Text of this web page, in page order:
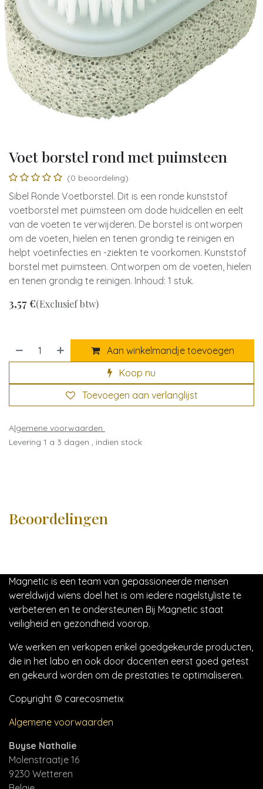
Voet borstel rond met puimsteen
(0 beoordeling)
Sibel Ronde Voetborstel. Dit is een ronde kunststof
voetborstel met puimsteen om dode huidcellen en eelt
van de voeten te verwijderen. De borstel is ontworpen
om de voeten, hielen en tenen grondig te reinigen en
helpt voetinfecties en -ziekten te voorkomen. Kunststof
borstel met puimsteen. Ontworpen om de voeten, hielen
en tenen grondig te reinigen. Inhoud: 1 stuk.
3,57€(Exclusief btw)
Aan winkelmandje toevoegen
Koop nu
Toevoegen aan verlanglijst
Algemene voorwaarden
Levering 1 a 3 dagen , indien stock
Beoordelingen
Magnetic is een team van gepassioneerde mensen
wereldwijd wiens doel het is om iedere nagelstyliste te
verbeteren en te ondersteunen Bij Magnetic staat
veiligheid en gezondheid voorop.
We werken en verkopen enkel goedgekeurde producten,
die in het labo en ook door docenten eerst goed getest
en gekeurd worden om de prestaties te optimaliseren.
Copyright © carecosmetix
Algemene voorwaarden
Buyse Nathalie
Molenstraatje 16
9230 Wetteren